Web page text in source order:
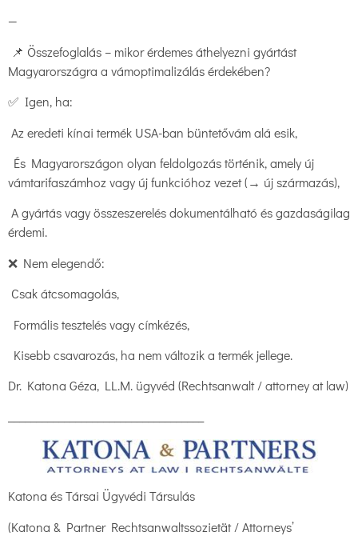
—
📌 Összefoglalás – mikor érdemes áthelyezni gyártást
Magyarországra a vámoptimalizálás érdekében?
✅ Igen, ha:
Az eredeti kínai termék USA-ban büntetővám alá esik,
És Magyarországon olyan feldolgozás történik, amely új
vámtarifaszámhoz vagy új funkcióhoz vezet (→ új származás),
A gyártás vagy összeszerelés dokumentálható és gazdaságilag
érdemi.
❌ Nem elegendő:
Csak átcsomagolás,
Formális tesztelés vagy címkézés,
Kisebb csavarozás, ha nem változik a termék jellege.
Dr. Katona Géza, LL.M. ügyvéd (Rechtsanwalt / attorney at law)
Katona és Társai Ügyvédi Társulás
(Katona & Partner Rechtsanwaltssozietät / Attorneys’